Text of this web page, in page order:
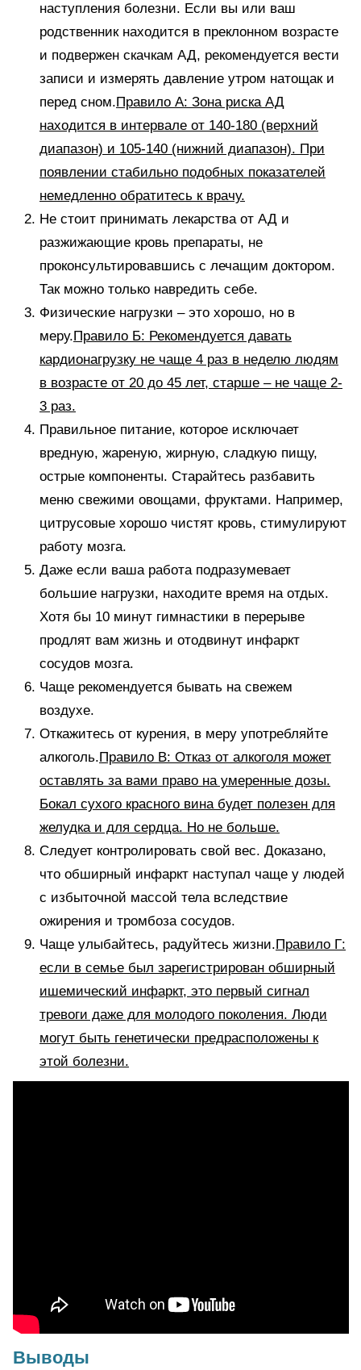
наступления болезни. Если вы или ваш
родственник находится в преклонном возрасте
и подвержен скачкам АД, рекомендуется вести
записи и измерять давление утром натощак и
перед сном.Правило А: Зона риска АД
находится в интервале от 140-180 (верхний
диапазон) и 105-140 (нижний диапазон). При
появлении стабильно подобных показателей
немедленно обратитесь к врачу.
Не стоит принимать лекарства от АД и
разжижающие кровь препараты, не
проконсультировавшись с лечащим доктором.
Так можно только навредить себе.
Физические нагрузки – это хорошо, но в
меру.Правило Б: Рекомендуется давать
кардионагрузку не чаще 4 раз в неделю людям
в возрасте от 20 до 45 лет, старше – не чаще 2-
3 раз.
Правильное питание, которое исключает
вредную, жареную, жирную, сладкую пищу,
острые компоненты. Старайтесь разбавить
меню свежими овощами, фруктами. Например,
цитрусовые хорошо чистят кровь, стимулируют
работу мозга.
Даже если ваша работа подразумевает
большие нагрузки, находите время на отдых.
Хотя бы 10 минут гимнастики в перерыве
продлят вам жизнь и отодвинут инфаркт
сосудов мозга.
Чаще рекомендуется бывать на свежем
воздухе.
Откажитесь от курения, в меру употребляйте
алкоголь.Правило В: Отказ от алкоголя может
оставлять за вами право на умеренные дозы.
Бокал сухого красного вина будет полезен для
желудка и для сердца. Но не больше.
Следует контролировать свой вес. Доказано,
что обширный инфаркт наступал чаще у людей
с избыточной массой тела вследствие
ожирения и тромбоза сосудов.
Чаще улыбайтесь, радуйтесь жизни.Правило Г:
если в семье был зарегистрирован обширный
ишемический инфаркт, это первый сигнал
тревоги даже для молодого поколения. Люди
могут быть генетически предрасположены к
этой болезни.
Выводы